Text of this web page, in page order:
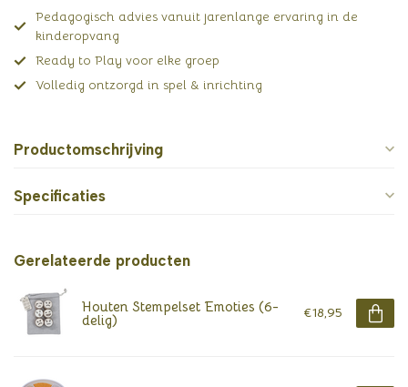
Pedagogisch advies vanuit jarenlange ervaring in de
kinderopvang
Ready to Play voor elke groep
Volledig ontzorgd in spel & inrichting
Productomschrijving
Specificaties
Gerelateerde producten
Houten Stempelset Emoties (6-
delig) €18,95